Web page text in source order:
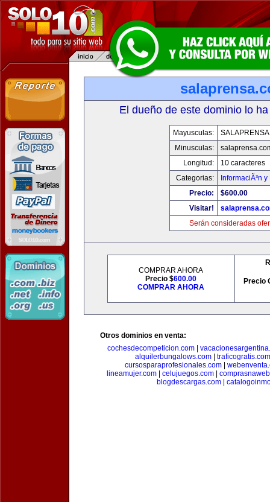
El dueño de este dominio lo
Mayusculas:
Minusculas:
Longitud:
10 caracteres
Categorias:
InformaciÃ³n
Precio:
$600.00
Visitar!
Serán consideradas
COMPRAR AHORA
Precio $600.00
COMPRAR AHORA
Precio
Otros dominios en venta:
cochesdecompeticion.com
alquilerbungalows.com| traficogratis.com
cursosparaprofesionales.com|
lineamujer.com| celujuegos.com|
blogdescargas.com|